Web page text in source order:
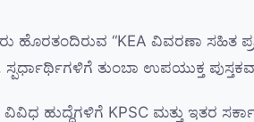
“KEA ವಿವರಣಾ ಸಹಿತ
ತುಂಬಾ ಉಪಯುಕ್ತ
ಹುದ್ದೆಗಳಿಗೆ KPSC ಮತ್ತು ಇತರ